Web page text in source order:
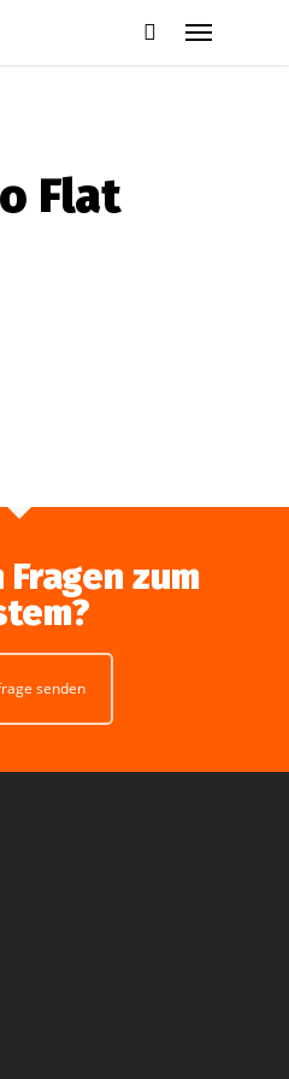
Menu
Flat
zum
senden